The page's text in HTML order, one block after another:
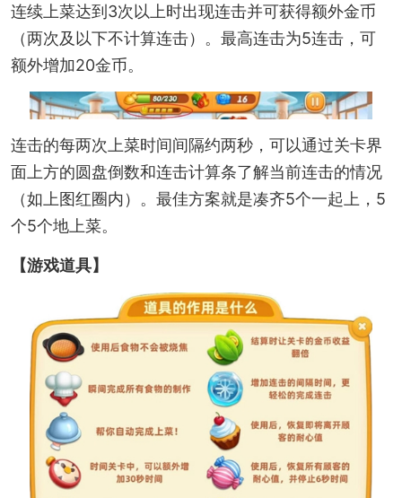
连续上菜达到3次以上时出现连击并可获得额外金币
（两次及以下不计算连击）。最高连击为5连击，可
额外增加20金币。
连击的每两次上菜时间间隔约两秒，可以通过关卡界
面上方的圆盘倒数和连击计算条了解当前连击的情况
（如上图红圈内）。最佳方案就是凑齐5个一起上，5
个5个地上菜。
【游戏道具】